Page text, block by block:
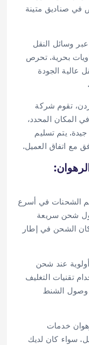
في صناديق متينة
عبر وسائل النقل
بحرية. تحرص
عالية الجودة
تقوم شركة
المكان المحدد،
يتم تسليم
مع اتفاق العميل.
الشحنات في أسرع
شحن سريعة
الشحن في إطار
عند شحن
تقنيات التغليف
وصول الشنط
خدمات
سواء كان لديك